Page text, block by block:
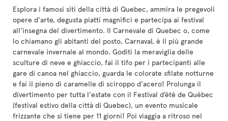
Esplora i famosi siti della città di Quebec, ammira le pregevoli
opere d'arte, degusta piatti magnifici e partecipa ai festival
all'insegna del divertimento. Il Carnevale di Quebec o, come
lo chiamano gli abitanti del posto, Carnaval, è il più grande
carnevale invernale al mondo. Goditi la meraviglia delle
sculture di neve e ghiaccio, fai il tifo per i partecipanti alle
gare di canoa nel ghiaccio, guarda le colorate sfilate notturne
e fai il pieno di caramelle di sciroppo d'acero! Prolunga il
divertimento per tutta l'estate con il Festival d’été de Québec
(festival estivo della città di Quebec), un evento musicale
frizzante che si tiene per 11 giorni! Poi viaggia a ritroso nel